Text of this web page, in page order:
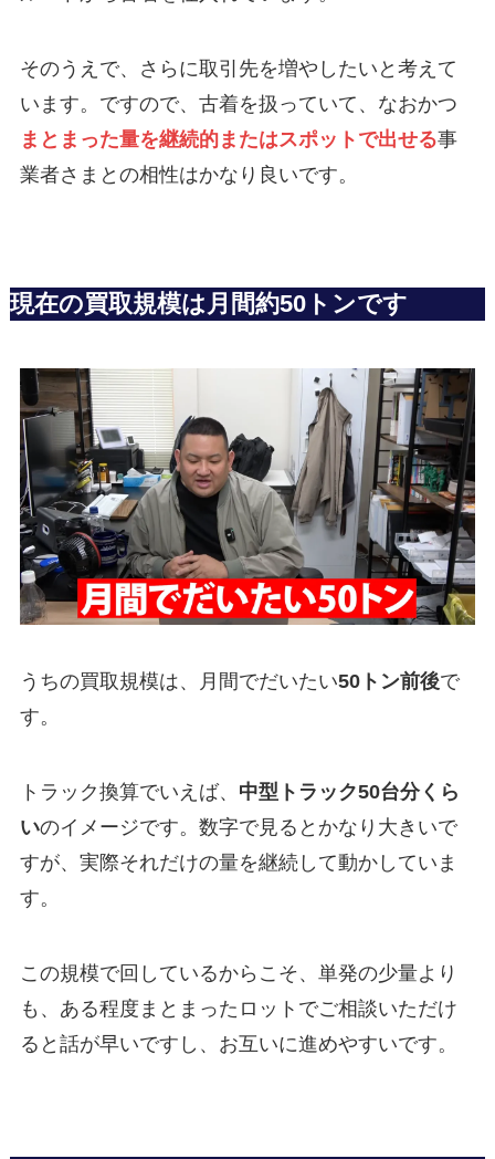
そのうえで、さらに取引先を増やしたいと考えて
います。ですので、古着を扱っていて、なおかつ
まとまった量を継続的またはスポットで出せる事
業者さまとの相性はかなり良いです。
現在の買取規模は月間約50トンです
うちの買取規模は、月間でだいたい50トン前後で
す。
トラック換算でいえば、 中型トラック50台分くら
いのイメージです。数字で見るとかなり大きいで
すが、実際それだけの量を継続して動かしていま
す。
この規模で回しているからこそ、単発の少量より
も、ある程度まとまったロットでご相談いただけ
ると話が早いですし、お互いに進めやすいです。